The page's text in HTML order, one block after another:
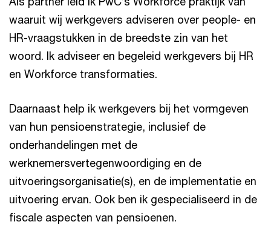
waaruit wij werkgevers adviseren over people- en
HR-vraagstukken in de breedste zin van het
woord. Ik adviseer en begeleid werkgevers bij HR
en Workforce transformaties.
Daarnaast help ik werkgevers bij het vormgeven
van hun pensioenstrategie, inclusief de
onderhandelingen met de
werknemersvertegenwoordiging en de
uitvoeringsorganisatie(s), en de implementatie en
uitvoering ervan. Ook ben ik gespecialiseerd in de
fiscale aspecten van pensioenen.